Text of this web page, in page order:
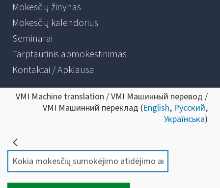
Mokesčių žinynas
Mokesčių kalendorius
Seminarai
Tarptautinis apmokestinimas
Kontaktai / Apklausa
VMI Machine translation / VMI Машинный перевод /
VMI Машинний переклад (English, Русский,
Українська)